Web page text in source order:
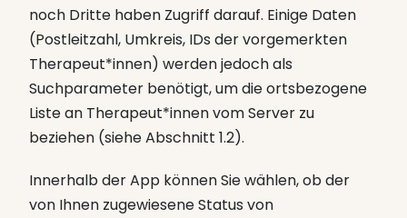
noch Dritte haben Zugriff darauf. Einige Daten
(Postleitzahl, Umkreis, IDs der vorgemerkten
Therapeut*innen) werden jedoch als
Suchparameter benötigt, um die ortsbezogene
Liste an Therapeut*innen vom Server zu
beziehen (siehe Abschnitt 1.2).
Innerhalb der App können Sie wählen, ob der
von Ihnen zugewiesene Status von